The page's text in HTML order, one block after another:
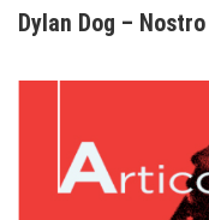
Dylan Dog –